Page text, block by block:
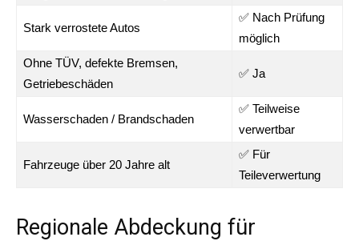
Stark verrostete Autos
✅ Nach Prüfung
möglich
Ohne TÜV, defekte Bremsen,
Getriebeschäden
✅ Ja
Wasserschaden / Brandschaden
✅ Teilweise
verwertbar
Fahrzeuge über 20 Jahre alt
✅ Für
Teileverwertung
Regionale Abdeckung für